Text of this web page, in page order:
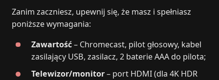
Zanim zaczniesz, upewnij się, że masz i spełniasz
poniższe wymagania:
Zawartość– Chromecast, pilot głosowy, kabel
zasilający USB, zasilacz, 2 baterie AAA do pilota;
Telewizor/monitor– port HDMI (dla 4K HDR